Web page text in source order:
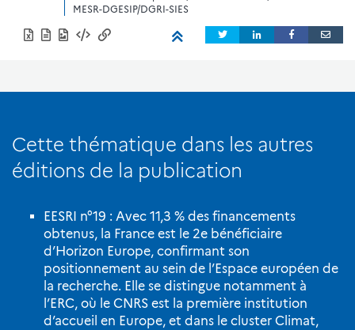
MESR-DGESIP/DGRI-SIES
Cette thématique dans les autres
éditions de la publication
EESRI n°19 : Avec 11,3 % des financements
obtenus, la France est le 2e bénéficiaire
d’Horizon Europe, confirmant son
positionnement au sein de l’Espace européen de
la recherche. Elle se distingue notamment à
l’ERC, où le CNRS est la première institution
d’accueil en Europe, et dans le cluster Climat,